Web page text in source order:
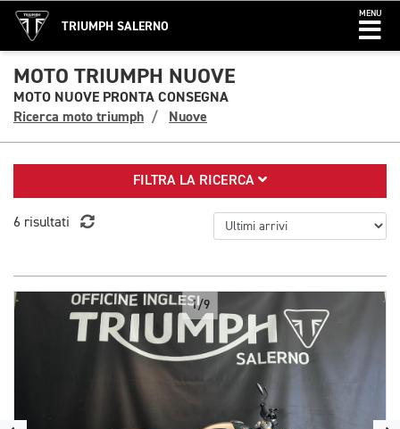
TRIUMPH SALERNO
MENU
MOTO TRIUMPH NUOVE
MOTO NUOVE PRONTA CONSEGNA
Ricerca moto triumph
Nuove
FILTRA LA RICERCA
6 risultati
1/9